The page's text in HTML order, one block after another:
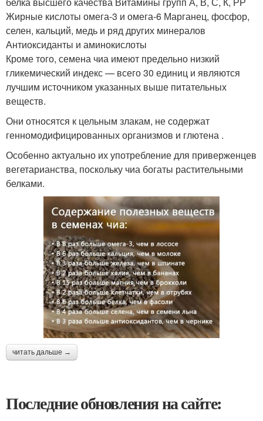
Жирные кислоты омега-3 и омега-6 Марганец, фосфор,
селен, кальций, медь и ряд других минералов
Антиоксиданты и аминокислоты
Кроме того, семена чиа имеют предельно низкий
гликемический индекс — всего 30 единиц и являются
лучшим источником указанных выше питательных
веществ.
Они относятся к цельным злакам, не содержат
генномодифицированных организмов и глютена .
Особенно актуально их употребление для приверженцев
вегетарианства, поскольку чиа богаты растительными
белками.
читать дальше →
Последние обновления на сайте: